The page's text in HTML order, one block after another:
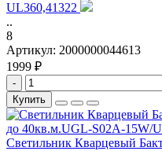
UL360,41322
..
8
Артикул: 2000000044613
1999 ₽
-
Купить
Светильник Кварцевый